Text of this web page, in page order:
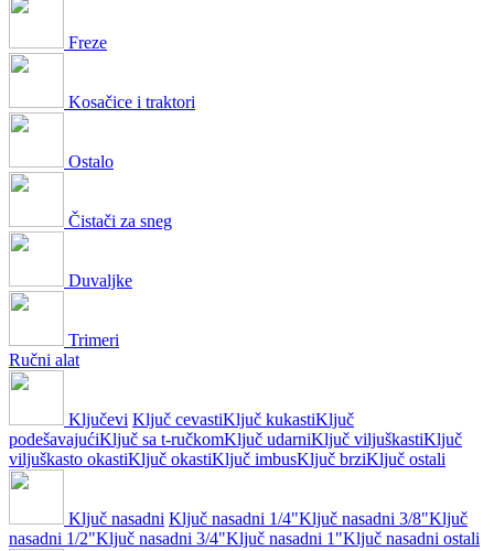
Freze
Kosačice i traktori
Ostalo
Čistači za sneg
Duvaljke
Trimeri
Ručni alat
Ključevi Ključ cevastiKljuč kukastiKljuč
podešavajućiKljuč sa t-ručkomKljuč udarniKljuč viljuškastiKljuč
viljuškasto okastiKljuč okastiKljuč imbusKljuč brziKljuč ostali
Ključ nasadni Ključ nasadni 1/4"Ključ nasadni 3/8"Ključ
nasadni 1/2"Ključ nasadni 3/4"Ključ nasadni 1"Ključ nasadni ostali